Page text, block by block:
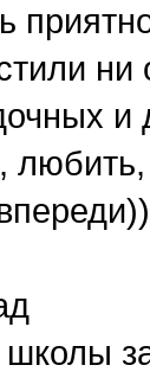
ни
школы